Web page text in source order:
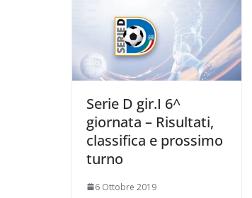
Serie D gir.I 6^
giornata – Risultati,
classifica e prossimo
turno
6 Ottobre 2019